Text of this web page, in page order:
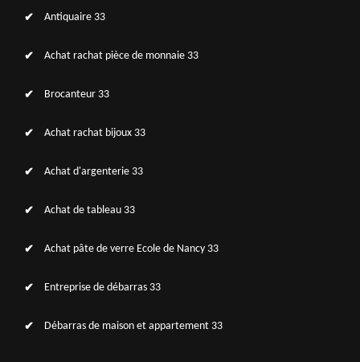
Antiquaire 33
Achat rachat pièce de monnaie 33
Brocanteur 33
Achat rachat bijoux 33
Achat d'argenterie 33
Achat de tableau 33
Achat pâte de verre Ecole de Nancy 33
Entreprise de débarras 33
Débarras de maison et appartement 33